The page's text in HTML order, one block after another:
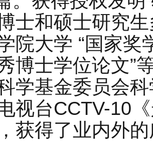
士和硕士研究
院大学 “国家奖
博士学位论文”
学基金委员会
视台CCTV-10
获得了业内外